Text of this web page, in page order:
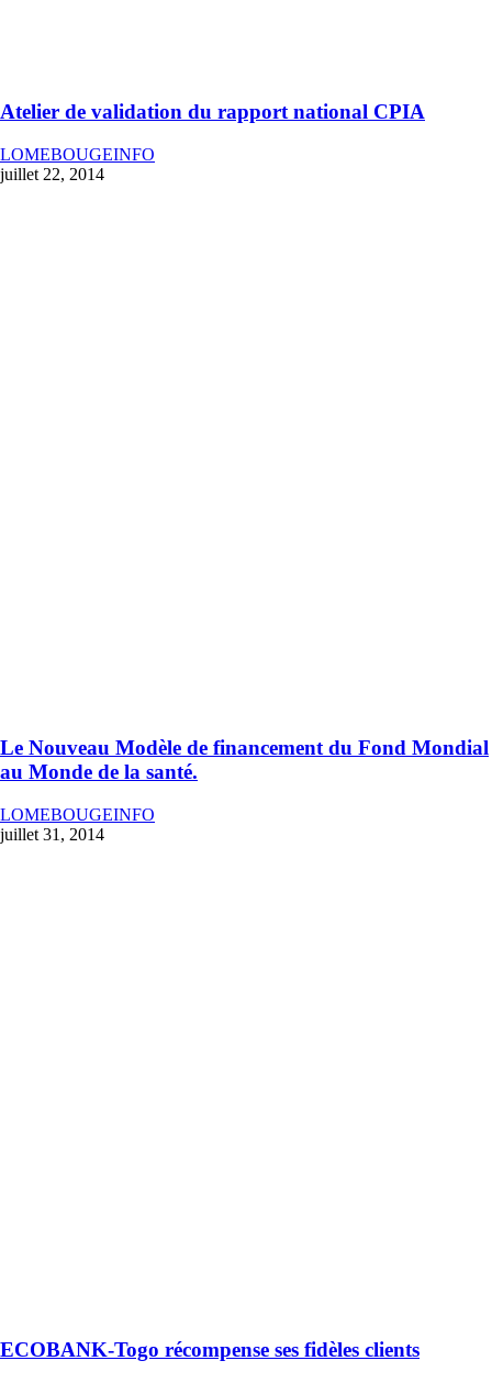
Atelier de validation du rapport national CPIA
LOMEBOUGEINFO
juillet 22, 2014
Le Nouveau Modèle de financement du Fond Mondial
au Monde de la santé.
LOMEBOUGEINFO
juillet 31, 2014
ECOBANK-Togo récompense ses fidèles clients